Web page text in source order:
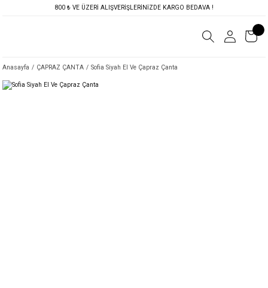
800 ₺ VE ÜZERİ ALIŞVERİŞLERİNİZDE KARGO BEDAVA !
Anasayfa ÇAPRAZ ÇANTA Sofia Siyah El Ve Çapraz Çanta